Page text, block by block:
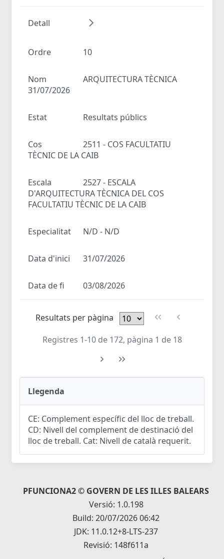
Detall
Ordre 10
Nom
ARQUITECTURA TÈCNICA
31/07/2026
Estat Resultats públics
Cos
2511 - COS FACULTATIU
TÈCNIC DE LA CAIB
Escala
2527 - ESCALA
D'ARQUITECTURA TÈCNICA DEL COS
FACULTATIU TÈCNIC DE LA CAIB
Especialitat N/D - N/D
Data d'inici 31/07/2026
Data de fi 03/08/2026
Resultats per pàgina
Registres 1-10 de 172, pàgina 1 de 18
Llegenda
CE: Complement específic del lloc de treball.
CD: Nivell del complement de destinació del
lloc de treball. Cat: Nivell de català requerit.
PFUNCIONA2 © GOVERN DE LES ILLES BALEARS
Versió: 1.0.198
Build: 20/07/2026 06:42
JDK: 11.0.12+8-LTS-237
Revisió: 148f611a